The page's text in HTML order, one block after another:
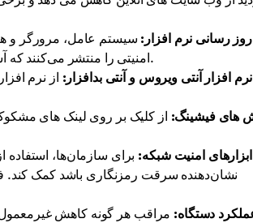
رسانی نرم افزار: سیستم عامل، مرورگر و
امنیتی را منتشر می‌کنند که آسیب‌پذیری‌هایی را که کریپ‌جکرها می‌توانند از آنها سوءاستفاده کنند، برطرف می‌کنند.
نرم افزار آنتی ویروس و آنتی بدافزار: از نرم
های فیشینگ: از کلیک بر روی لینک های مشکوک
ابزارهای امنیت شبکه: برای سازمان‌ها،
نشان‌دهنده سرقت رمزنگاری باشد کمک کند.
دستگاه: مراقب هر گونه کاهش غیرمعمول